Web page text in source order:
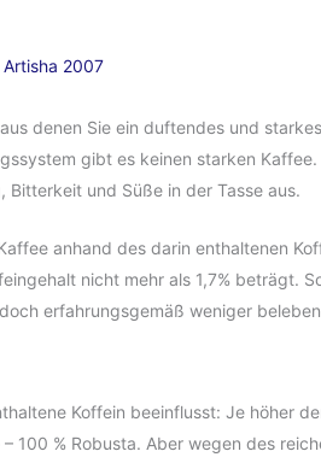
Artisha 2007
denen Sie ein duftendes und
gibt es keinen starken
und Süße in der Tasse aus.
anhand des darin enthaltenen
nicht mehr als 1,7% beträgt.
erfahrungsgemäß weniger
Koffein beeinflusst: Je höher
100 % Robusta. Aber wegen des